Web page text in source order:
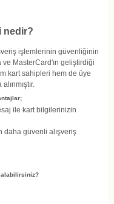
nedir?
işlemlerinin güvenliğinin
ve MasterCard'ın geliştirdiği
kart sahipleri hem de üye
ile kart bilgilerinizin
daha güvenli alışveriş
alabilirsiniz?